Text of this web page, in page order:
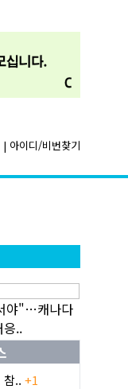
| 아이디/비번찾기
야"…캐나다
응..
참.. +1